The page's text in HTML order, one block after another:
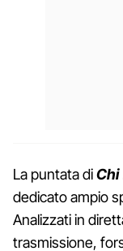
La puntata diChi
dedicato ampio
Analizzati in
trasmissione,